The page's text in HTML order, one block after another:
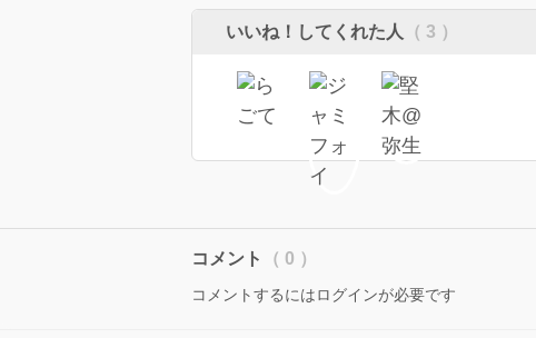
いいね！してくれた人 （ 3 ）
コメント （ 0 ）
コメントするにはログインが必要です